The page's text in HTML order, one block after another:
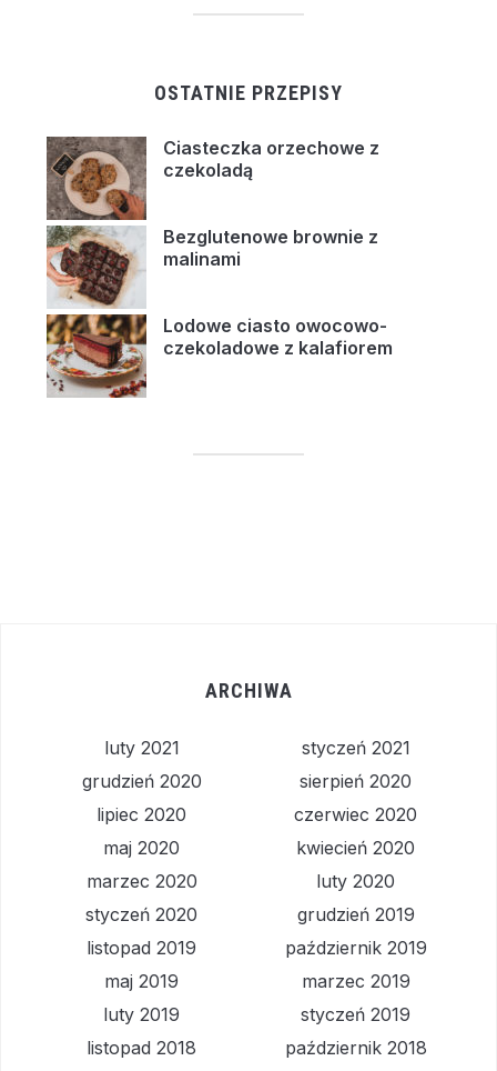
OSTATNIE PRZEPISY
Ciasteczka orzechowe z
czekoladą
Bezglutenowe brownie z
malinami
Lodowe ciasto owocowo-
czekoladowe z kalafiorem
ARCHIWA
luty 2021
styczeń 2021
grudzień 2020
sierpień 2020
lipiec 2020
czerwiec 2020
maj 2020
kwiecień 2020
marzec 2020
luty 2020
styczeń 2020
grudzień 2019
listopad 2019
październik 2019
maj 2019
marzec 2019
luty 2019
styczeń 2019
listopad 2018
październik 2018